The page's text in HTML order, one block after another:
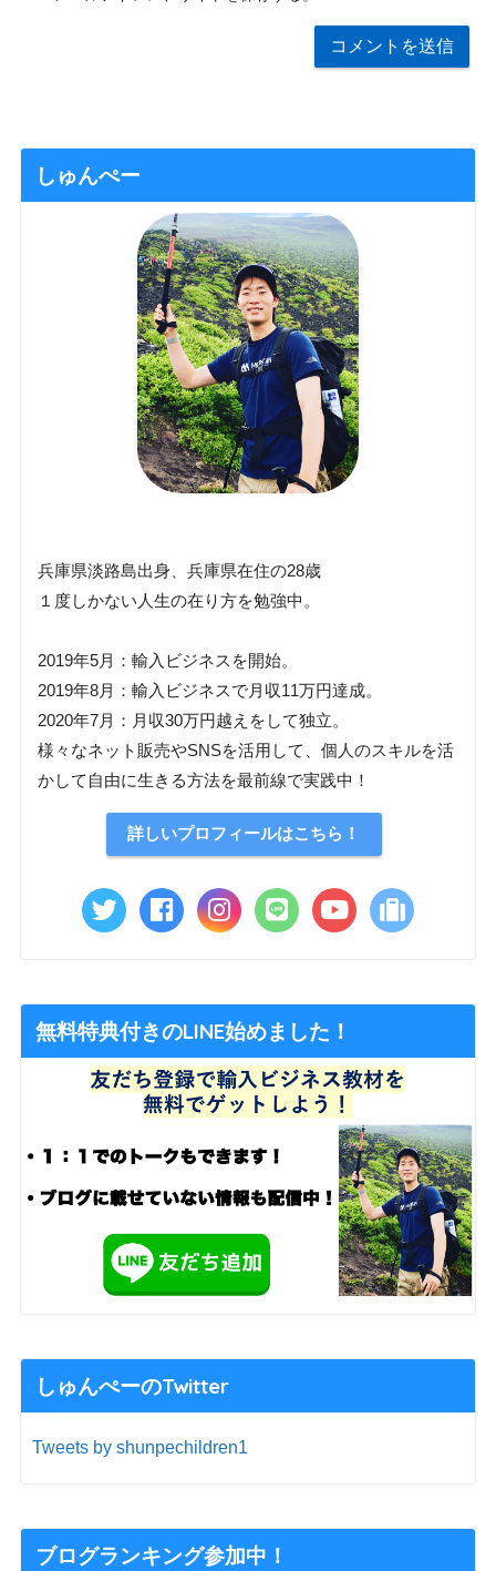
しゅんぺー
兵庫県淡路島出身、兵庫県在住の28歳
１度しかない人生の在り方を勉強中。
2019年5月：輸入ビジネスを開始。
2019年8月：輸入ビジネスで月収11万円達成。
2020年7月：月収30万円越えをして独立。
様々なネット販売やSNSを活用して、個人のスキルを活
かして自由に生きる方法を最前線で実践中！
詳しいプロフィールはこちら！
無料特典付きのLINE始めました！
しゅんぺーのTwitter
Tweets by shunpechildren1
ブログランキング参加中！